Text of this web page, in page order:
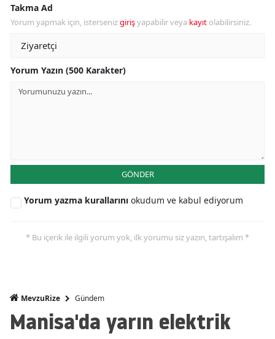
Takma Ad
Yorum yapmak için, istersenizgirişyapabilir veya kayıt olabilirsiniz.
Yorum Yazın (500 Karakter)
GÖNDER
Yorum yazma kurallarını okudum ve kabul ediyorum
* Bu içerik ile ilgili yorum yok, ilk yorumu siz yazın, tartışalım *
MevzuRize Gündem
Manisa'da yarın elektrik